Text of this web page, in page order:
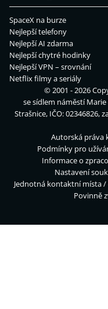
SpaceX na burze
Nejlepší telefony
Nejlepší AI zdarma
Nejlepší chytré hodinky
Nejlepší VPN – srovnání
Netflix filmy a seriály
© 2001 - 2026
se sídlem náměstí Marie
Strašnice, IČO: 02346826,
Autorská práva
Podmínky pro
Informace o
Nastavení
Jednotná kontaktní místa
Povinně